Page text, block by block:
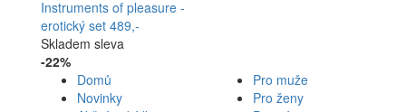
Instruments of pleasure -
erotický set 489,-
Skladem sleva
-22%
Domů
Novinky
Pro muže
Pro ženy